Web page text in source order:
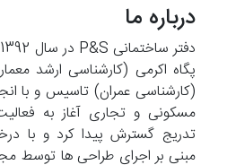
درباره ما
پگاه اکرمی (کارشناسی ارشد
(کارشناسی عمران) تاسیس و با
تدریج گسترش پیدا کرد و با